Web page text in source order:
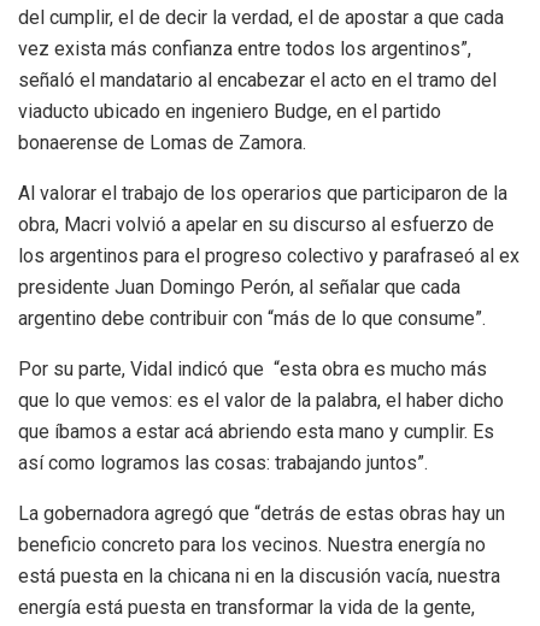
del cumplir, el de decir la verdad, el de apostar a que cada
vez exista más confianza entre todos los argentinos”,
señaló el mandatario al encabezar el acto en el tramo del
viaducto ubicado en ingeniero Budge, en el partido
bonaerense de Lomas de Zamora.
Al valorar el trabajo de los operarios que participaron de la
obra, Macri volvió a apelar en su discurso al esfuerzo de
los argentinos para el progreso colectivo y parafraseó al ex
presidente Juan Domingo Perón, al señalar que cada
argentino debe contribuir con “más de lo que consume”.
Por su parte, Vidal indicó que “esta obra es mucho más
que lo que vemos: es el valor de la palabra, el haber dicho
que íbamos a estar acá abriendo esta mano y cumplir. Es
así como logramos las cosas: trabajando juntos”.
La gobernadora agregó que “detrás de estas obras hay un
beneficio concreto para los vecinos. Nuestra energía no
está puesta en la chicana ni en la discusión vacía, nuestra
energía está puesta en transformar la vida de la gente,